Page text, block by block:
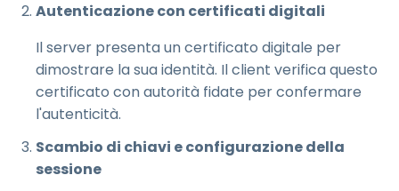
Autenticazione con certificati digitali
Il server presenta un certificato digitale per
dimostrare la sua identità. Il client verifica questo
certificato con autorità fidate per confermare
l'autenticità.
Scambio di chiavi e configurazione della
sessione